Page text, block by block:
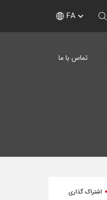
FA
تماس با ما
اشتراک گذاری